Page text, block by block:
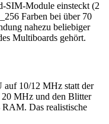
SIM-Module einsteckt (2
Farben bei über 70
nahezu beliebiger
Multiboards gehört.
auf 10/12 MHz statt der
20 MHz und den Blitter
Das realistische